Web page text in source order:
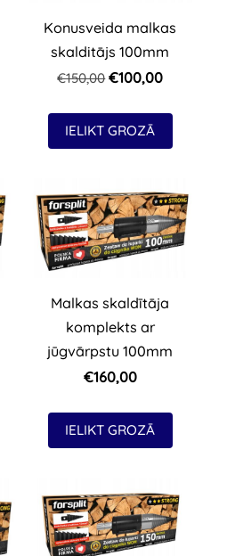
Konusveida malkas
skalditājs 100mm
€150,00 €100,00
IELIKT GROZĀ
Malkas skaldītāja
komplekts ar
jūgvārpstu 100mm
€160,00
IELIKT GROZĀ